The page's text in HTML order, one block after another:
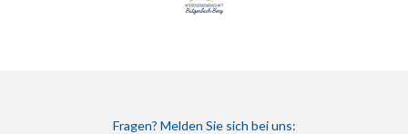
Fragen? Melden Sie sich bei uns: